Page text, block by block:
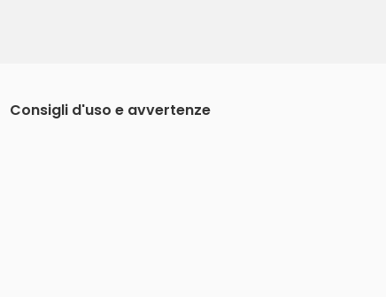
Consigli d'uso e avvertenze